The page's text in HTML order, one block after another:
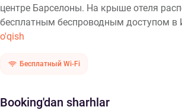
центре Барселоны. На крыше отеля
бесплатным беспроводным доступом в
o'qish
Бесплатный Wi-Fi
Booking'dan sharhlar